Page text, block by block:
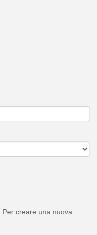
creare una nuova